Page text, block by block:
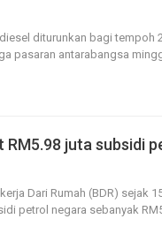
diturunkan bagi tempoh
pasaran antarabangsa
RM5.98 juta subsidi
Dari Rumah (BDR) sejak
petrol negara sebanyak